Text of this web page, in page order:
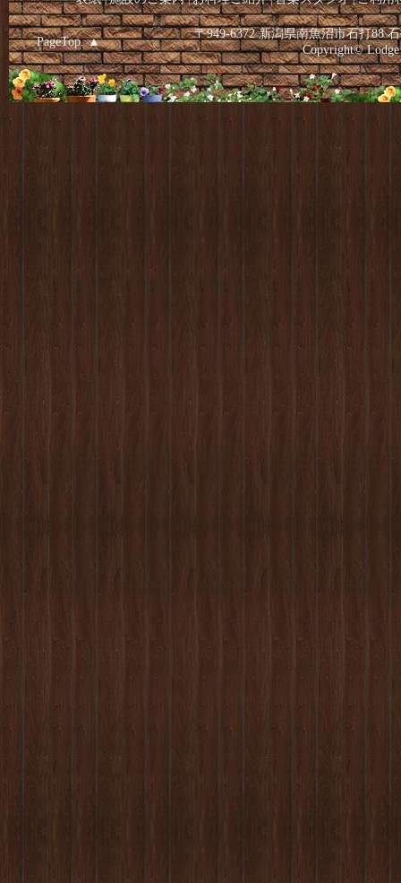
PageTop. ▲
〒949-6372 新潟県南魚沼市石打88
Copyright© Lodge